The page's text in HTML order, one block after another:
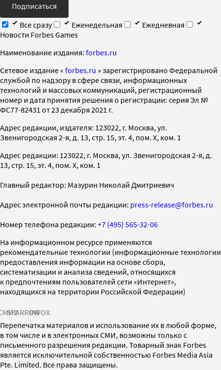
Подписаться
Все сразу
Еженедельная
Ежедневная
Новости Forbes Games
Наименование издания: forbes.ru
Cетевое издание « forbes.ru » зарегистрировано Федеральной
службой по надзору в сфере связи, информационных
технологий и массовых коммуникаций, регистрационный
номер и дата принятия решения о регистрации: серия Эл №
ФС77-82431 от 23 декабря 2021 г.
Адрес редакции, издателя: 123022, г. Москва, ул.
Звенигородская 2-я, д. 13, стр. 15, эт. 4, пом. X, ком. 1
Адрес редакции: 123022, г. Москва, ул. Звенигородская 2-я, д.
13, стр. 15, эт. 4, пом. X, ком. 1
Главный редактор: Мазурин Николай Дмитриевич
Адрес электронной почты редакции: press-release@forbes.ru
Номер телефона редакции: +7 (495) 565-32-06
На информационном ресурсе применяются
рекомендательные технологии (информационные технологии
предоставления информации на основе сбора,
систематизации и анализа сведений, относящихся
к предпочтениям пользователей сети «Интернет»,
находящихся на территории Российской Федерации)
SPARROWINFOX
Перепечатка материалов и использование их в любой форме,
в том числе и в электронных СМИ, возможны только с
письменного разрешения редакции. Товарный знак Forbes
является исключительной собственностью Forbes Media Asia
Pte. Limited. Все права защищены.